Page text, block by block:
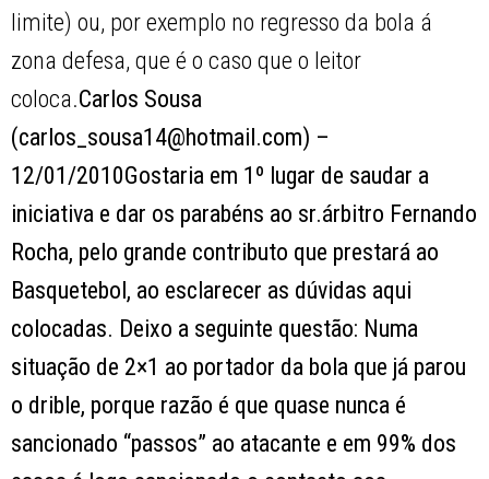
limite) ou, por exemplo no regresso da bola á
zona defesa, que é o caso que o leitor
coloca.Carlos Sousa
(carlos_sousa14@hotmail.com) –
12/01/2010Gostaria em 1º lugar de saudar a
iniciativa e dar os parabéns ao sr.árbitro Fernando
Rocha, pelo grande contributo que prestará ao
Basquetebol, ao esclarecer as dúvidas aqui
colocadas. Deixo a seguinte questão: Numa
situação de 2×1 ao portador da bola que já parou
o drible, porque razão é que quase nunca é
sancionado “passos” ao atacante e em 99% dos